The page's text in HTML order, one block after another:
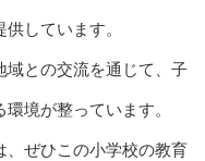
しています。
域との交流を通じて、子
境が整っています。
、ぜひこの小学校の教育